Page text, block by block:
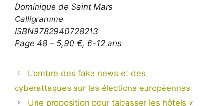
Dominique de Saint Mars
Calligramme
ISBN9782940728213
Page 48 – 5,90 €, 6-12 ans
L’ombre des fake news et des
cyberattaques sur les élections européennes
Une proposition pour tabasser les hôtels «